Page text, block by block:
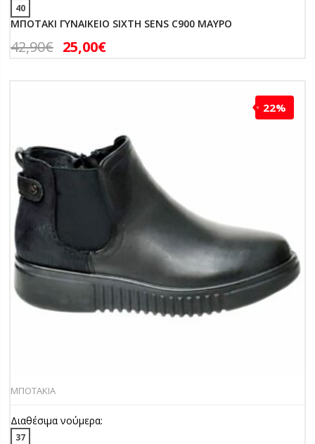
40
ΜΠΟΤΑΚΙ ΓΥΝΑΙΚΕΙΟ SIXTH SENS C900 ΜΑΥΡΟ
42,90€ 25,00€
22%
ΜΠΟΤΑΚΙΑ
Διαθέσιμα νούμερα:
37